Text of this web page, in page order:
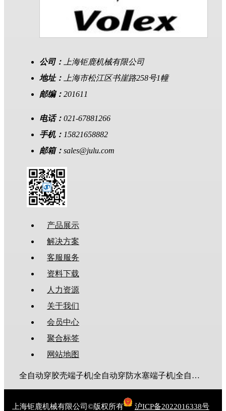
公司：
上海钜鹿机械有限公司
地址：
上海市松江区书崖路258号1幢
邮编： 201611
电话： 021-67881266
手机： 15821658882
邮箱： sales@julu.com
产品展示
解决方案
客服服务
资料下载
人力资源
关于我们
会员中心
聚合标签
网站地图
全自动穿胶壳端子机|全自动穿防水塞端子机|全自动穿热缩管端子机|全自动穿护套端子机|全自动穿号码管端子机|全自动端子机|全自动穿防水栓端子机|端子压着机|端子压接机|静音端子机|多芯线端子机|护套线端子机|全自动排线端子机|新能源大平方压接机|电脑剥线机|自动剥线机|裁线机|剥线机
上海钜鹿机械有限公司©版权所有 沪ICP备2022016338号